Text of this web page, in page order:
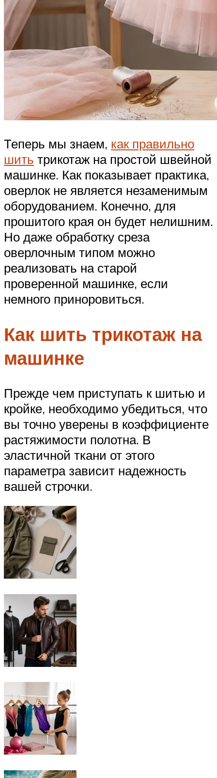
Теперь мы знаем, как правильно
шить трикотаж на простой швейной
машинке. Как показывает практика,
оверлок не является незаменимым
оборудованием. Конечно, для
прошитого края он будет нелишним.
Но даже обработку среза
оверлочным типом можно
реализовать на старой
проверенной машинке, если
немного приноровиться.
Как шить трикотаж на
машинке
Прежде чем приступать к шитью и
кройке, необходимо убедиться, что
вы точно уверены в коэффициенте
растяжимости полотна. В
эластичной ткани от этого
параметра зависит надежность
вашей строчки.